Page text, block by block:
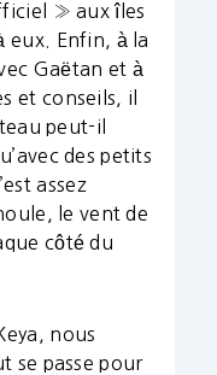
» aux îles
eux. Enfin, à la
Gaëtan et à
et conseils, il
peut-il
des petits
assez
le vent de
côté du
nous
se passe pour